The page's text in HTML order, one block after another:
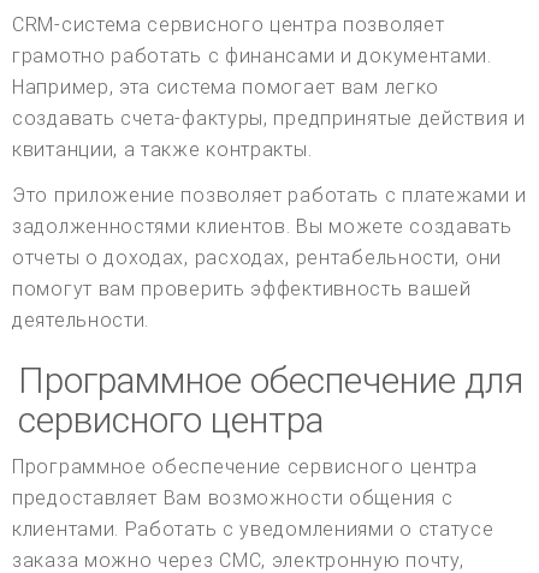
CRM-система сервисного центра позволяет
грамотно работать с финансами и документами.
Например, эта система помогает вам легко
создавать счета-фактуры, предпринятые действия и
квитанции, а также контракты.
Это приложение позволяет работать с платежами и
задолженностями клиентов. Вы можете создавать
отчеты о доходах, расходах, рентабельности, они
помогут вам проверить эффективность вашей
деятельности.
Программное обеспечение для
сервисного центра
Программное обеспечение сервисного центра
предоставляет Вам возможности общения с
клиентами. Работать с уведомлениями о статусе
заказа можно через СМС, электронную почту,